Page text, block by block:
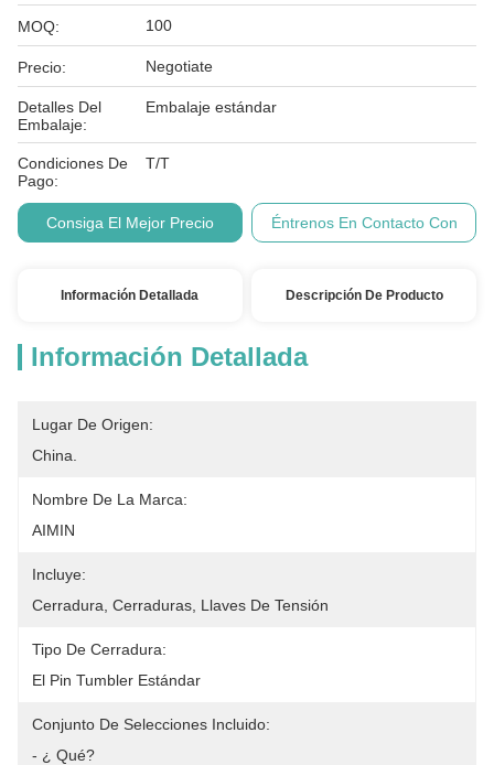
MOQ: 100
Precio: Negotiate
Detalles Del
Embalaje:
Embalaje estándar
Condiciones De
Pago:
T/T
Consiga El Mejor Precio Éntrenos En Contacto Con
Información Detallada Descripción De Producto
Información Detallada
Lugar De Origen:
China.
Nombre De La Marca:
AIMIN
Incluye:
Cerradura, Cerraduras, Llaves De Tensión
Tipo De Cerradura:
El Pin Tumbler Estándar
Conjunto De Selecciones Incluido:
- ¿ Qué?